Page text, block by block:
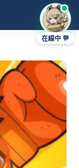
在線中 💬